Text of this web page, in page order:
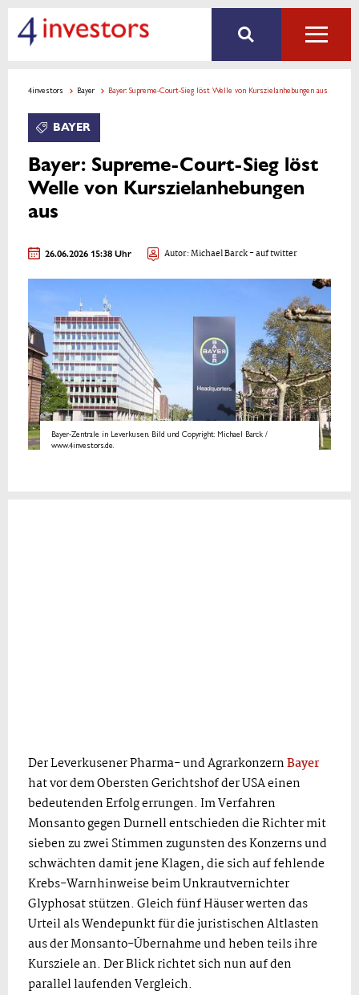
4investors Bayer Bayer: Supreme-Court-Sieg löst Welle von Kurszielanhebungen aus
BAYER
Bayer: Supreme-Court-Sieg löst
Welle von Kurszielanhebungen
aus
26.06.2026 15:38 Uhr Autor:Michael Barck- auf twitter
Bayer-Zentrale in Leverkusen. Bild und Copyright: Michael Barck /
www.4investors.de.
Der Leverkusener Pharma- und AgrarkonzernBayer
hat vor dem Obersten Gerichtshof der USA einen
bedeutenden Erfolg errungen. Im Verfahren
Monsanto gegen Durnell entschieden die Richter mit
sieben zu zwei Stimmen zugunsten des Konzerns und
schwächten damit jene Klagen, die sich auf fehlende
Krebs-Warnhinweise beim Unkrautvernichter
Glyphosat stützen. Gleich fünf Häuser werten das
Urteil als Wendepunkt für die juristischen Altlasten
aus der Monsanto-Übernahme und heben teils ihre
Kursziele an. Der Blick richtet sich nun auf den
parallel laufenden Vergleich.